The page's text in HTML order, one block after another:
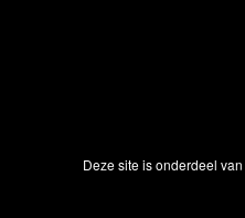
Deze site is onderdeel van